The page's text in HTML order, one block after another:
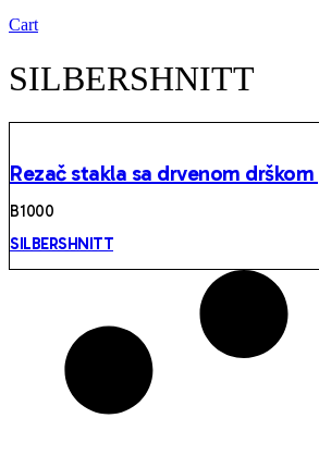
Cart
SILBERSHNITT
Rezač stakla sa drvenom
B 1000
SILBERSHNITT